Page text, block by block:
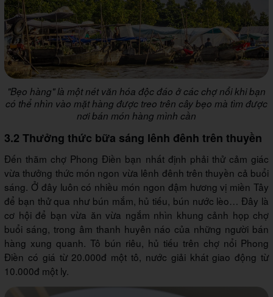
"Bẹo hàng" là một nét văn hóa độc đáo ở các chợ nổi khi bạn
có thể nhìn vào mặt hàng được treo trên cây bẹo mà tìm được
nơi bán món hàng mình cần
3.2 Thưởng thức bữa sáng lênh đênh trên thuyền
Đến thăm chợ Phong Điền bạn nhất định phải thử cảm giác
vừa thưởng thức món ngon vừa lênh đênh trên thuyền cả buổi
sáng. Ở đây luôn có nhiều món ngon đậm hương vị miền Tây
để bạn thử qua như bún mắm, hủ tiếu, bún nước lèo… Đây là
cơ hội để bạn vừa ăn vừa ngắm nhìn khung cảnh họp chợ
buổi sáng, trong âm thanh huyên náo của những người bán
hàng xung quanh. Tô bún riêu, hủ tiếu trên chợ nổi Phong
Điền có giá từ 20.000đ một tô, nước giải khát giao động từ
10.000đ một ly.